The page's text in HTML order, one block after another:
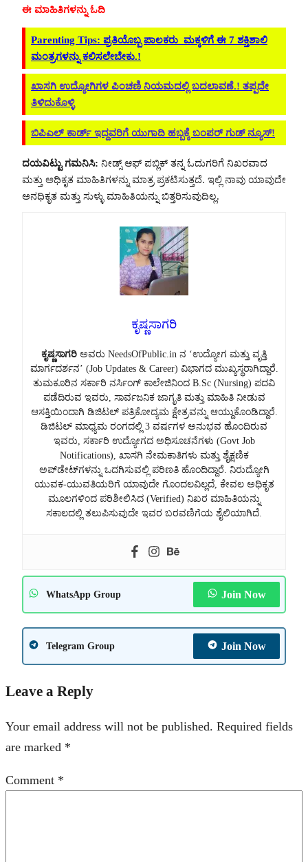
ಈ ಮಾಹಿತಿಗಳನ್ನು ಓದಿ
Parenting Tips: ಪ್ರತಿಯೊಬ್ಬ ಪಾಲಕರು ಮಕ್ಕಳಿಗೆ ಈ 7 ಶಕ್ತಿಶಾಲಿ
ಮಂತ್ರಗಳನ್ನು ಕಲಿಸಲೇಬೇಕು.!
ಖಾಸಗಿ ಉದ್ಯೋಗಿಗಳ ಪಿಂಚಣಿ ನಿಯಮದಲ್ಲಿ ಬದಲಾವಣೆ.! ತಪ್ಪದೇ
ತಿಳಿದುಕೊಳ್ಳಿ
ಬಿಪಿಎಲ್ ಕಾರ್ಡ್ ಇದ್ದವರಿಗೆ ಯುಗಾದಿ ಹಬ್ಬಕ್ಕೆ ಬಂಪರ್ ಗುಡ್ ನ್ಯೂಸ್!
ದಯವಿಟ್ಟು ಗಮನಿಸಿ: ನೀಡ್ಸ್ ಆಫ್ ಪಬ್ಲಿಕ್ ತನ್ನ ಓದುಗರಿಗೆ ನಿಖರವಾದ
ಮತ್ತು ಅಧಿಕೃತ ಮಾಹಿತಿಗಳನ್ನು ಮಾತ್ರ ಪ್ರಕಟಿಸುತ್ತದೆ. ಇಲ್ಲಿ ನಾವು ಯಾವುದೇ
ಅನಧಿಕೃತ ಮತ್ತು ಸುಳ್ಳು ಮಾಹಿತಿಯನ್ನು ಬಿತ್ತರಿಸುವುದಿಲ್ಲ.
ಕೃಷ್ಣಸಾಗರಿ
ಕೃಷ್ಣಸಾಗರಿ ಅವರು NeedsOfPublic.in ನ ‘ಉದ್ಯೋಗ ಮತ್ತು ವೃತ್ತಿ
ಮಾರ್ಗದರ್ಶನ’ (Job Updates & Career) ವಿಭಾಗದ ಮುಖ್ಯಸ್ಥರಾಗಿದ್ದಾರೆ.
ತುಮಕೂರಿನ ಸರ್ಕಾರಿ ನರ್ಸಿಂಗ್ ಕಾಲೇಜಿನಿಂದ B.Sc (Nursing) ಪದವಿ
ಪಡೆದಿರುವ ಇವರು, ಸಾರ್ವಜನಿಕ ಜಾಗೃತಿ ಮತ್ತು ಮಾಹಿತಿ ನೀಡುವ
ಆಸಕ್ತಿಯಿಂದಾಗಿ ಡಿಜಿಟಲ್ ಪತ್ರಿಕೋದ್ಯಮ ಕ್ಷೇತ್ರವನ್ನು ಆಯ್ದುಕೊಂಡಿದ್ದಾರೆ.
ಡಿಜಿಟಲ್ ಮಾಧ್ಯಮ ರಂಗದಲ್ಲಿ 3 ವರ್ಷಗಳ ಅನುಭವ ಹೊಂದಿರುವ
ಇವರು, ಸರ್ಕಾರಿ ಉದ್ಯೋಗದ ಅಧಿಸೂಚನೆಗಳು (Govt Job
Notifications), ಖಾಸಗಿ ನೇಮಕಾತಿಗಳು ಮತ್ತು ಶೈಕ್ಷಣಿಕ
ಅಪ್‌ಡೇಟ್‌ಗಳನ್ನು ಒದಗಿಸುವಲ್ಲಿ ಪರಿಣತಿ ಹೊಂದಿದ್ದಾರೆ. ನಿರುದ್ಯೋಗಿ
ಯುವಕ-ಯುವತಿಯರಿಗೆ ಯಾವುದೇ ಗೊಂದಲವಿಲ್ಲದೆ, ಕೇವಲ ಅಧಿಕೃತ
ಮೂಲಗಳಿಂದ ಪರಿಶೀಲಿಸಿದ (Verified) ನಿಖರ ಮಾಹಿತಿಯನ್ನು
ಸಕಾಲದಲ್ಲಿ ತಲುಪಿಸುವುದೇ ಇವರ ಬರವಣಿಗೆಯ ಶೈಲಿಯಾಗಿದೆ.
WhatsApp Group Join Now
Telegram Group Join Now
Leave a Reply
Your email address will not be published. Required fields
are marked *
Comment *